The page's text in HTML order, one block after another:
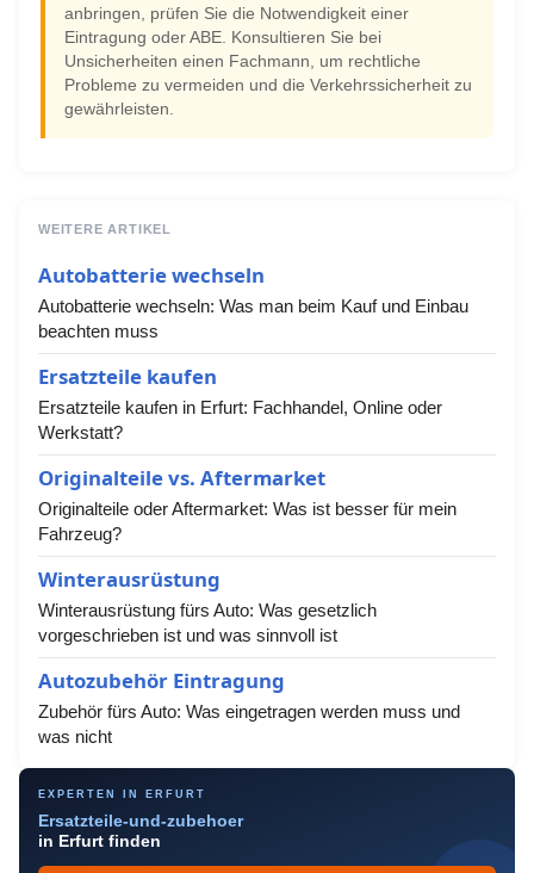
anbringen, prüfen Sie die Notwendigkeit einer
Eintragung oder ABE. Konsultieren Sie bei
Unsicherheiten einen Fachmann, um rechtliche
Probleme zu vermeiden und die Verkehrssicherheit zu
gewährleisten.
WEITERE ARTIKEL
Autobatterie wechseln
Autobatterie wechseln: Was man beim Kauf und Einbau
beachten muss
Ersatzteile kaufen
Ersatzteile kaufen in Erfurt: Fachhandel, Online oder
Werkstatt?
Originalteile vs. Aftermarket
Originalteile oder Aftermarket: Was ist besser für mein
Fahrzeug?
Winterausrüstung
Winterausrüstung fürs Auto: Was gesetzlich
vorgeschrieben ist und was sinnvoll ist
Autozubehör Eintragung
Zubehör fürs Auto: Was eingetragen werden muss und
was nicht
EXPERTEN IN ERFURT
Ersatzteile-und-zubehoer
in Erfurt finden